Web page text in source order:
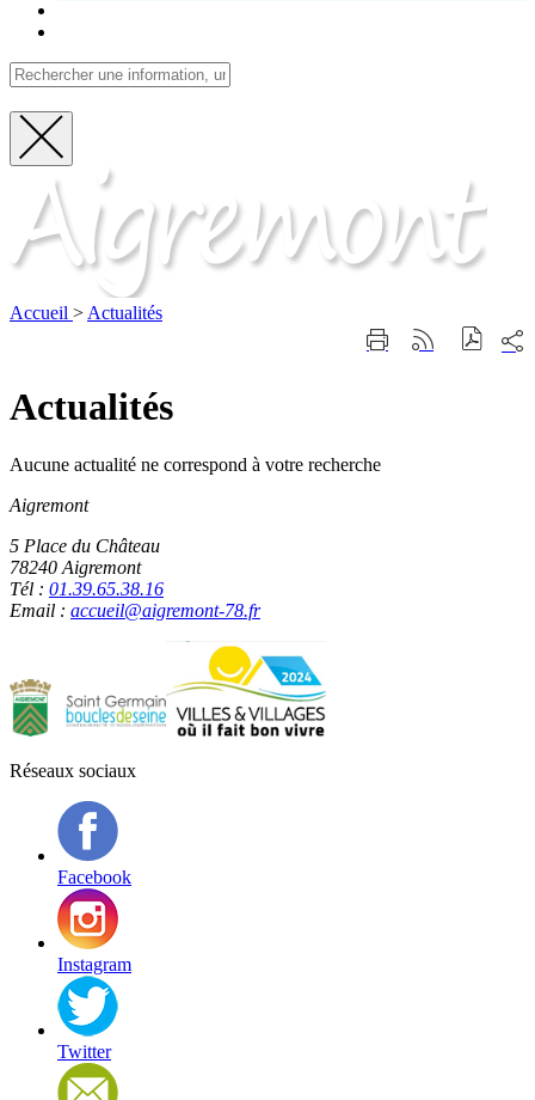
Fermer
recherche
Accueil > Actualités
ImprimerGénérer
sur
Actualités
Aucune actualité ne correspond à votre recherche
Aigremont
5 Place du Château
78240 Aigremont
Tél : 01.39.65.38.16
Email : accueil@aigremont-78.fr
Réseaux sociaux
Facebook
Instagram
Twitter